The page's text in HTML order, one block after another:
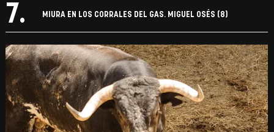
7. MIURA EN LOS CORRALES DEL GAS. MIGUEL OSÉS (8)